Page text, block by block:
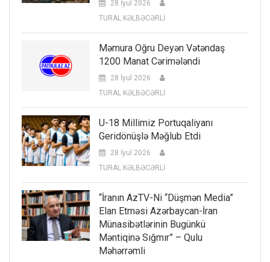
28 İyul 2026
TURAL KƏLBƏCƏRLİ
Məmura Oğru Deyən Vətəndaş
1200 Manat Cərimələndi
28 İyul 2026
TURAL KƏLBƏCƏRLİ
U-18 Millimiz Portuqaliyanı
Geridönüşlə Məğlub Etdi
28 İyul 2026
TURAL KƏLBƏCƏRLİ
“İranın AzTV-Ni “düşmən Media”
Elan Etməsi Azərbaycan-İran
Münasibətlərinin Bugünkü
Məntiqinə Sığmır” – Qulu
Məhərrəmli